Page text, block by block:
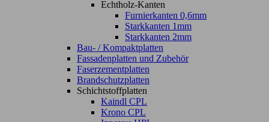
Echtholz-Kanten
Furnierkanten 0,6mm
Starkkanten 1mm
Starkkanten 2mm
Bau- / Kompaktplatten
Fassadenplatten und Zubehör
Faserzementplatten
Brandschutzplatten
Schichtstoffplatten
Kaindl CPL
Krono CPL